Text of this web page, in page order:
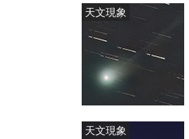
天文現象
天文現象